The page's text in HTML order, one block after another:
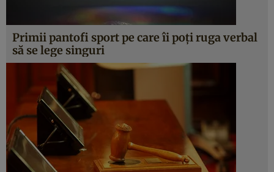
Primii pantofi sport pe care îi poţi ruga verbal
să se lege singuri